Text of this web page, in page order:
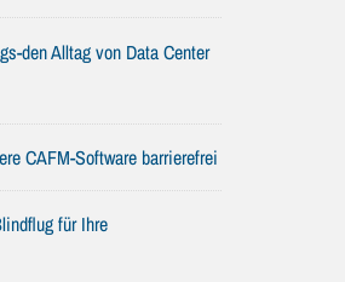
den Alltag von Data Center
CAFM-Software barrierefrei
für Ihre